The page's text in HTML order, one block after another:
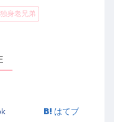
独身老兄弟
はてブ